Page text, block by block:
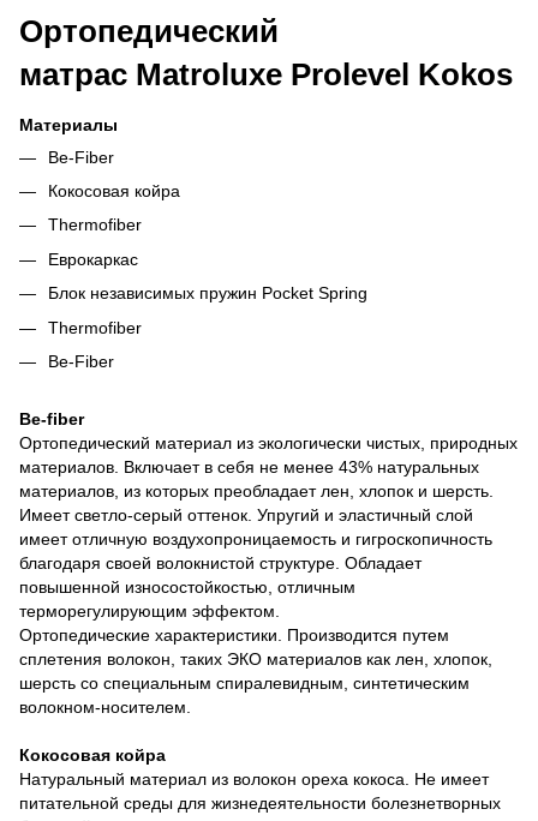
Ортопедический
матрас Matroluxe Prolevel Kokos
Материалы
Be-Fiber
Кокосовая койра
Thermofiber
Еврокаркас
Блок независимых пружин Pocket Spring
Thermofiber
Be-Fiber
Be-fiber
Ортопедический материал из экологически чистых, природных
материалов. Включает в себя не менее 43% натуральных
материалов, из которых преобладает лен, хлопок и шерсть.
Имеет светло-серый оттенок. Упругий и эластичный слой
имеет отличную воздухопроницаемость и гигроскопичность
благодаря своей волокнистой структуре. Обладает
повышенной износостойкостью, отличным
терморегулирующим эффектом.
Ортопедические характеристики. Производится путем
сплетения волокон, таких ЭКО материалов как лен, хлопок,
шерсть со специальным спиралевидным, синтетическим
волокном-носителем.
Кокосовая койра
Натуральный материал из волокон ореха кокоса. Не имеет
питательной среды для жизнедеятельности болезнетворных